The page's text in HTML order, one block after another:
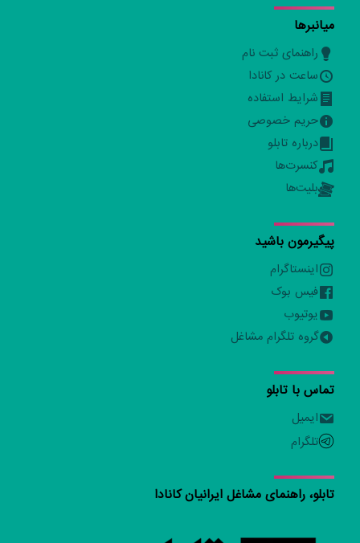
میانبرها
راهنمای ثبت نام
ساعت در کانادا
شرایط استفاده
حریم خصوصی
درباره تابلو
کنسرت‌ها
بلیت‌ها
پیگیرمون باشید
اینستاگرام
فیس بوک
یوتیوب
گروه تلگرام مشاغل
تماس با تابلو
ایمیل
تلگرام
تابلو، راهنمای مشاغل ایرانیان کانادا